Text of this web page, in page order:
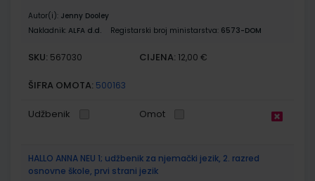
Autor(i): Jenny Dooley
Nakladnik: ALFA d.d. Registarski broj ministarstva: 6573-DOM
SKU: 567030 CIJENA: 12,00 €
ŠIFRA OMOTA: 500163
Udžbenik Omot
HALLO ANNA NEU 1; udžbenik za njemački jezik, 2. razred
osnovne škole, prvi strani jezik